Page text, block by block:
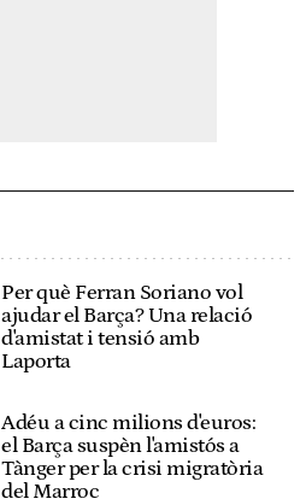
Per què Ferran Soriano vol
ajudar el Barça? Una relació
d'amistat i tensió amb
Laporta
Adéu a cinc milions d'euros:
el Barça suspèn l'amistós a
Tànger per la crisi migratòria
del Marroc